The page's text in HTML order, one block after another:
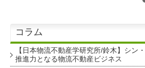
コラム
【日本物流不動産学研究所/鈴木】シン
推進力となる物流不動産ビジネス